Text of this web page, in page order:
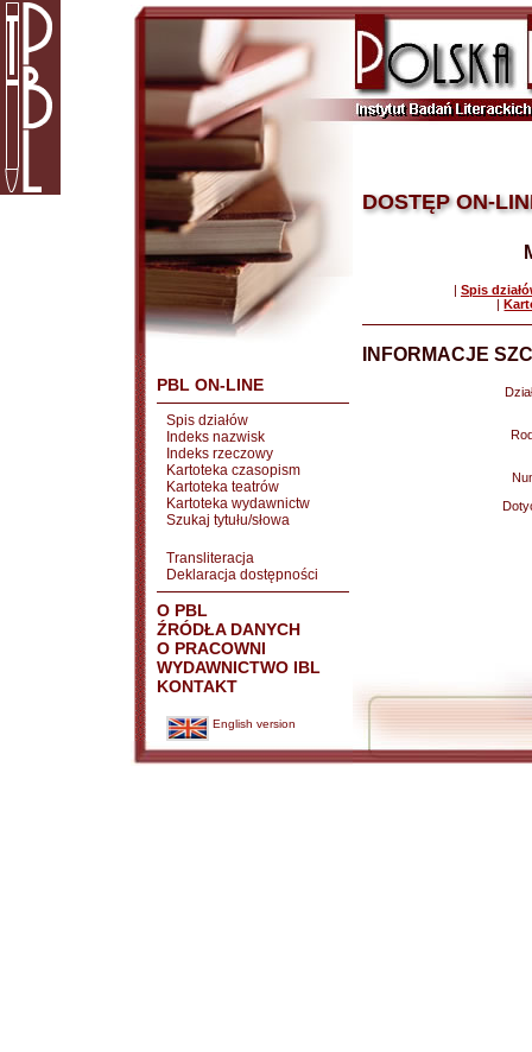
PBL ON-LINE
Spis działów
Indeks nazwisk
Indeks rzeczowy
Kartoteka czasopism
Kartoteka teatrów
Kartoteka wydawnictw
Szukaj tytułu/słowa
Transliteracja
Deklaracja dostępności
O PBL
ŹRÓDŁA DANYCH
O PRACOWNI
WYDAWNICTWO IBL
KONTAKT
English version
DOSTĘP ON-
| Spis
|
INFORMACJE